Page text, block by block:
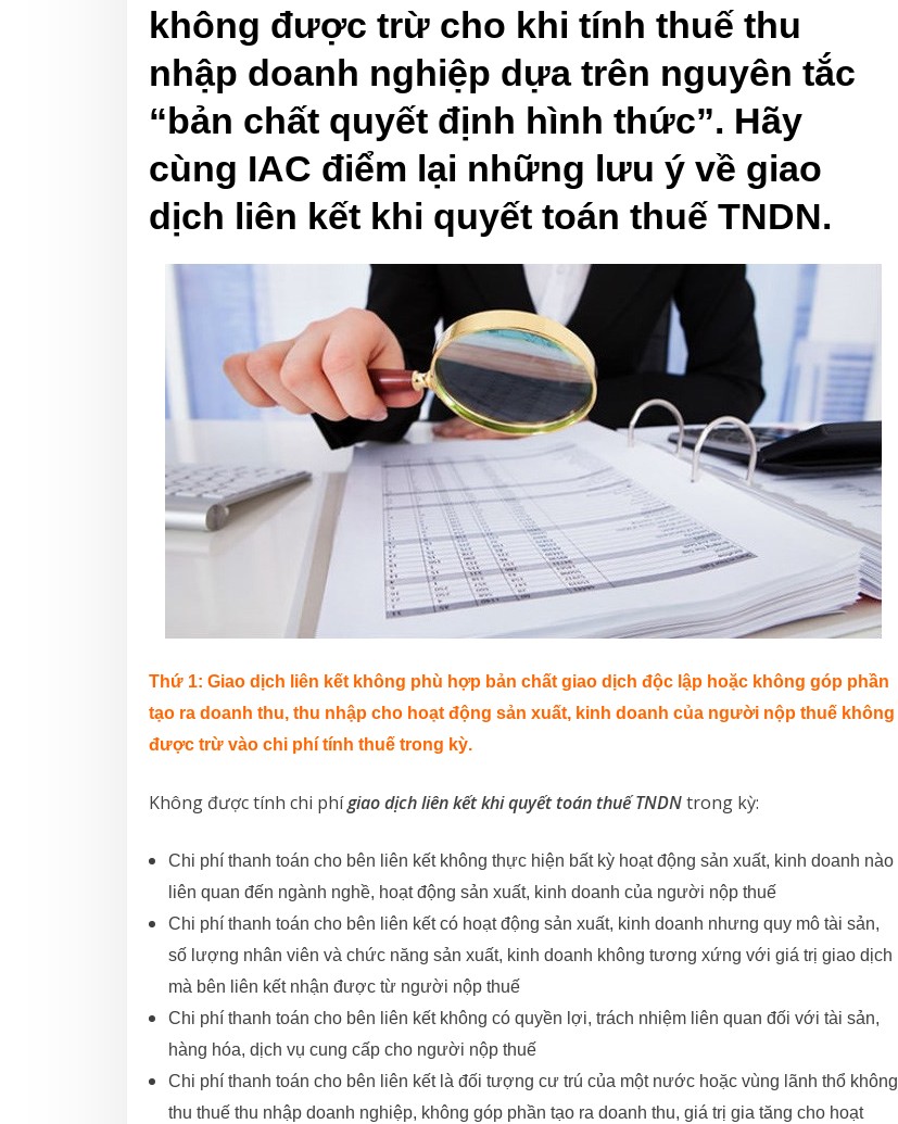
không được trừ cho khi tính thuế thu
nhập doanh nghiệp dựa trên nguyên tắc
“bản chất quyết định hình thức”. Hãy
cùng IAC điểm lại những lưu ý về giao
dịch liên kết khi quyết toán thuế TNDN.
Thứ 1: Giao dịch liên kết không phù hợp bản chất giao dịch độc lập hoặc không góp phần
tạo ra doanh thu, thu nhập cho hoạt động sản xuất, kinh doanh của người nộp thuế không
được trừ vào chi phí tính thuế trong kỳ.
Không được tính chi phígiao dịch liên kết khi quyết toán thuế TNDNtrong kỳ:
Chi phí thanh toán cho bên liên kết không thực hiện bất kỳ hoạt động sản xuất, kinh doanh nào
liên quan đến ngành nghề, hoạt động sản xuất, kinh doanh của người nộp thuế
Chi phí thanh toán cho bên liên kết có hoạt động sản xuất, kinh doanh nhưng quy mô tài sản,
số lượng nhân viên và chức năng sản xuất, kinh doanh không tương xứng với giá trị giao dịch
mà bên liên kết nhận được từ người nộp thuế
Chi phí thanh toán cho bên liên kết không có quyền lợi, trách nhiệm liên quan đối với tài sản,
hàng hóa, dịch vụ cung cấp cho người nộp thuế
Chi phí thanh toán cho bên liên kết là đối tượng cư trú của một nước hoặc vùng lãnh thổ không
thu thuế thu nhập doanh nghiệp, không góp phần tạo ra doanh thu, giá trị gia tăng cho hoạt